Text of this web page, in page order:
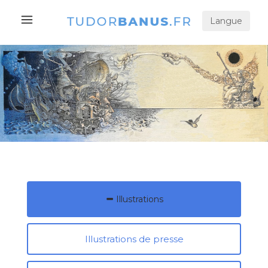
Langue
Illustrations
Illustrations de presse